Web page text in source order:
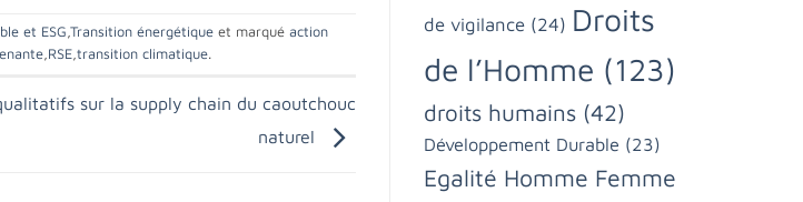
et ESG,Transition énergétique et marqué action
,RSE,transition climatique.
sur la supply chain du caoutchouc
naturel
de vigilance (24) Droits
de l’Homme (123)
droits humains (42)
Développement Durable (23)
Egalité Homme Femme